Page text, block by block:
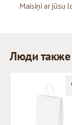
Maisiņi ar jūsu
Люди